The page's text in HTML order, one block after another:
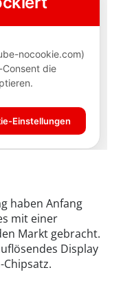
haben Anfang
mit einer
Markt gebracht.
Display